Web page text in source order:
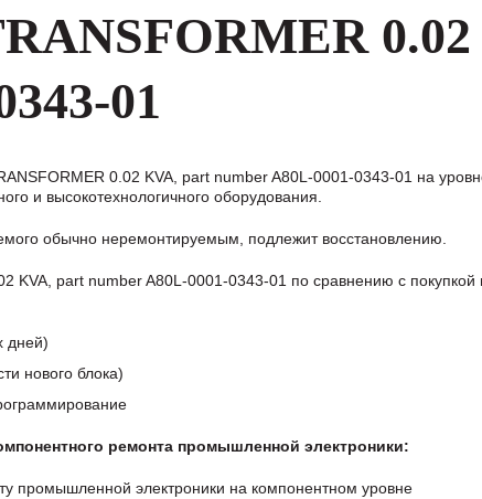
0.02
01
0.02 KVA, part number A80L-0001-0343-01 на
и высокотехнологичного оборудования.
обычно неремонтируемым, подлежит восстановлению.
KVA, part number A80L-0001-0343-01 по сравнению с покупкой
дней)
нового блока)
ремонта промышленной электроники:
промышленной электроники на компонентном уровне